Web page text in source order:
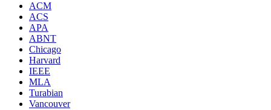
ACM
ACS
APA
ABNT
Chicago
Harvard
IEEE
MLA
Turabian
Vancouver